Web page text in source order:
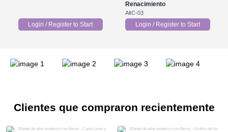
Login / Register to Start
Renacimiento
AltC-03
Login / Register to Start
Clientes que compraron recientemente